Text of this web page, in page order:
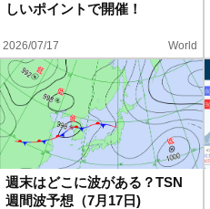
しいポイントで開催！
2026/07/17 World
週末はどこに波がある？TSN
週間波予想（7月17日)